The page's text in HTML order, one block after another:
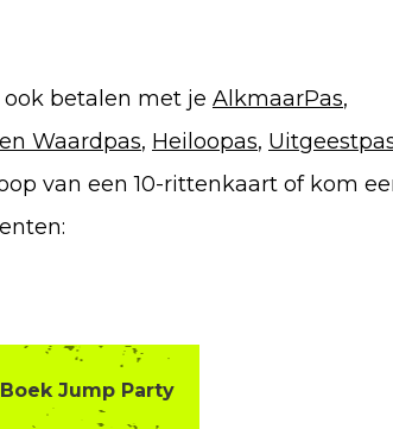
betalen met je AlkmaarPas,
Waardpas, Heiloopas,
van een 10-rittenkaart of kom
Boek Jump Party